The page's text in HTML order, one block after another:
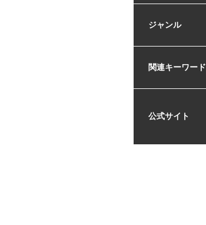
ジャンル
関連キーワード
公式サイト